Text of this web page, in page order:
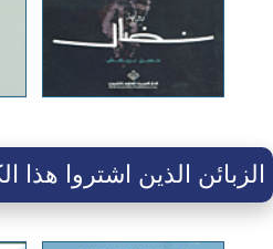
الزبائن الذين اشتروا هذا